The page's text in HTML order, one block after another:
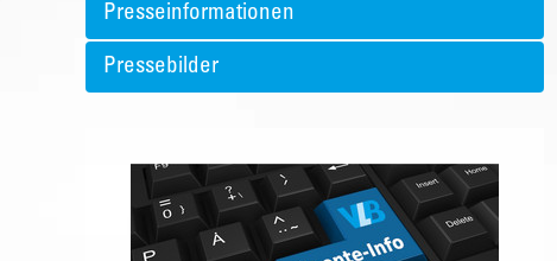
Presseinformationen
Pressebilder